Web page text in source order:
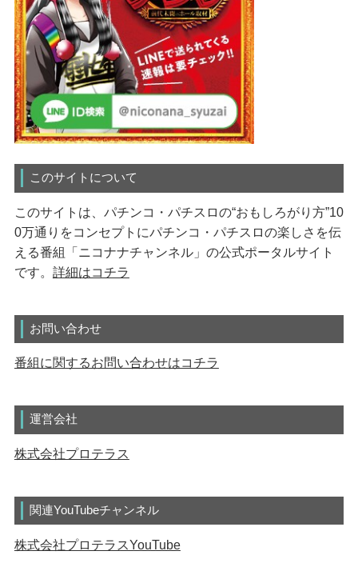
このサイトについて
このサイトは、パチンコ・パチスロの“おもしろがり方”10
0万通りをコンセプトにパチンコ・パチスロの楽しさを伝
える番組「ニコナナチャンネル」の公式ポータルサイト
です。 詳細はコチラ
お問い合わせ
番組に関するお問い合わせはコチラ
運営会社
株式会社プロテラス
関連YouTubeチャンネル
株式会社プロテラスYouTube